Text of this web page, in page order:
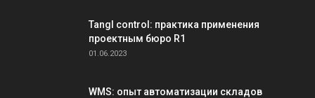
Tangl control: практика применения
проектным бюро R1
01.06.2023
WMS: опыт автоматизации складов